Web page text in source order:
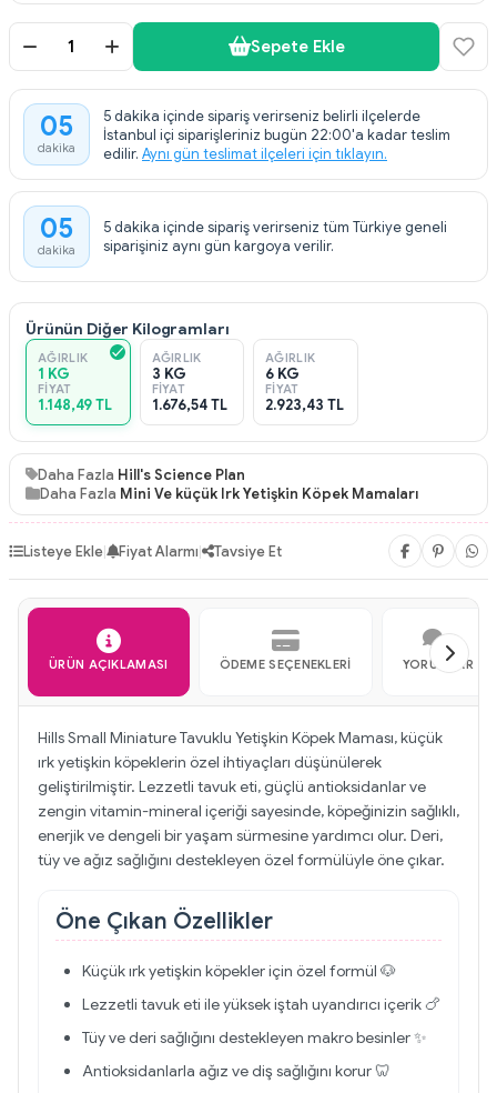
Sepete Ekle
05
dakika
5 dakika içinde sipariş verirseniz belirli ilçelerde
İstanbul içi siparişleriniz bugün 22:00'a kadar teslim
edilir. Aynı gün teslimat ilçeleri için tıklayın.
05
dakika
5 dakika içinde sipariş verirseniz tüm Türkiye geneli
siparişiniz aynı gün kargoya verilir.
Ürünün Diğer Kilogramları
AĞIRLIK
1 KG
FIYAT
1.148,49 TL
AĞIRLIK
3 KG
FIYAT
1.676,54 TL
AĞIRLIK
6 KG
FIYAT
2.923,43 TL
Daha Fazla Hill's Science Plan
Daha Fazla Mini Ve küçük Irk Yetişkin Köpek Mamaları
Listeye Ekle| Fiyat Alarmı| Tavsiye Et
ÜRÜN AÇIKLAMASI ÖDEME SEÇENEKLERI YORUMLAR
Hills Small Miniature Tavuklu Yetişkin Köpek Maması, küçük
ırk yetişkin köpeklerin özel ihtiyaçları düşünülerek
geliştirilmiştir. Lezzetli tavuk eti, güçlü antioksidanlar ve
zengin vitamin-mineral içeriği sayesinde, köpeğinizin sağlıklı,
enerjik ve dengeli bir yaşam sürmesine yardımcı olur. Deri,
tüy ve ağız sağlığını destekleyen özel formülüyle öne çıkar.
Öne Çıkan Özellikler
Küçük ırk yetişkin köpekler için özel formül 🐶
Lezzetli tavuk eti ile yüksek iştah uyandırıcı içerik 🍗
Tüy ve deri sağlığını destekleyen makro besinler ✨
Antioksidanlarla ağız ve diş sağlığını korur 🦷